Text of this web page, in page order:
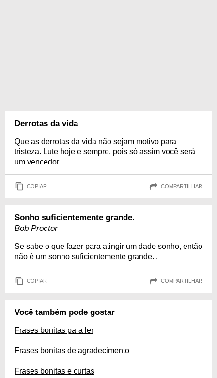
Derrotas da vida
Que as derrotas da vida não sejam motivo para
tristeza. Lute hoje e sempre, pois só assim você será
um vencedor.
COPIAR COMPARTILHAR
Sonho suficientemente grande.
Bob Proctor
Se sabe o que fazer para atingir um dado sonho, então
não é um sonho suficientemente grande...
COPIAR COMPARTILHAR
Você também pode gostar
Frases bonitas para ler
Frases bonitas de agradecimento
Frases bonitas e curtas